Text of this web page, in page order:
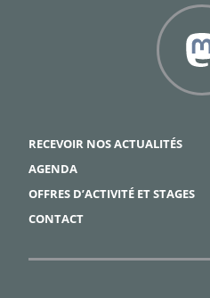
RECEVOIR NOS ACTUALITÉS
AGENDA
OFFRES D’ACTIVITÉ ET STAGES
CONTACT